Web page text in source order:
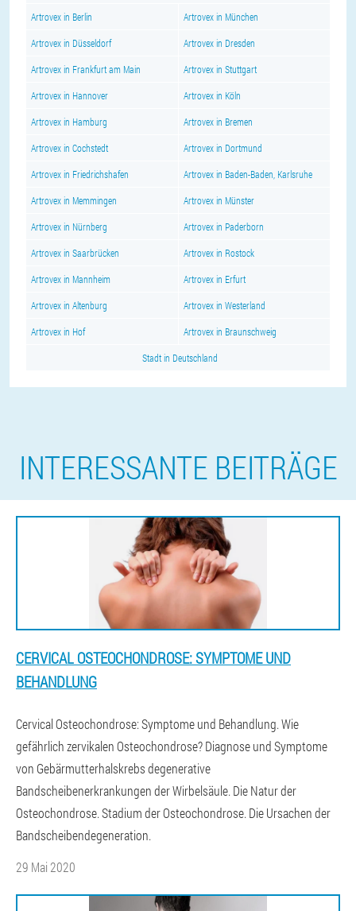
Artrovex in Berlin Artrovex in München
Artrovex in Düsseldorf Artrovex in Dresden
Artrovex in Frankfurt am Main Artrovex in Stuttgart
Artrovex in Hannover Artrovex in Köln
Artrovex in Hamburg Artrovex in Bremen
Artrovex in Cochstedt Artrovex in Dortmund
Artrovex in Friedrichshafen Artrovex in Baden-Baden, Karlsruhe
Artrovex in Memmingen Artrovex in Münster
Artrovex in Nürnberg Artrovex in Paderborn
Artrovex in Saarbrücken Artrovex in Rostock
Artrovex in Mannheim Artrovex in Erfurt
Artrovex in Altenburg Artrovex in Westerland
Artrovex in Hof Artrovex in Braunschweig
Stadt in Deutschland
INTERESSANTE BEITRÄGE
CERVICAL OSTEOCHONDROSE: SYMPTOME UND
BEHANDLUNG
Cervical Osteochondrose: Symptome und Behandlung. Wie
gefährlich zervikalen Osteochondrose? Diagnose und Symptome
von Gebärmutterhalskrebs degenerative
Bandscheibenerkrankungen der Wirbelsäule. Die Natur der
Osteochondrose. Stadium der Osteochondrose. Die Ursachen der
Bandscheibendegeneration.
29 Mai 2020